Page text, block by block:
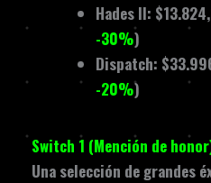
Hades II:
-30%)
Dispatch:
-20%)
Switch 1 (Mención de
Una selección de grandes